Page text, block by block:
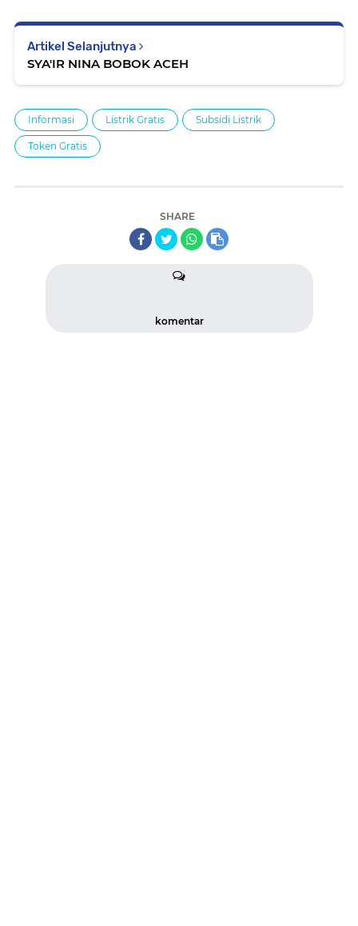
Artikel Selanjutnya
SYA'IR NINA BOBOK ACEH
Informasi Listrik Gratis Subsidi Listrik
Token Gratis
SHARE
komentar